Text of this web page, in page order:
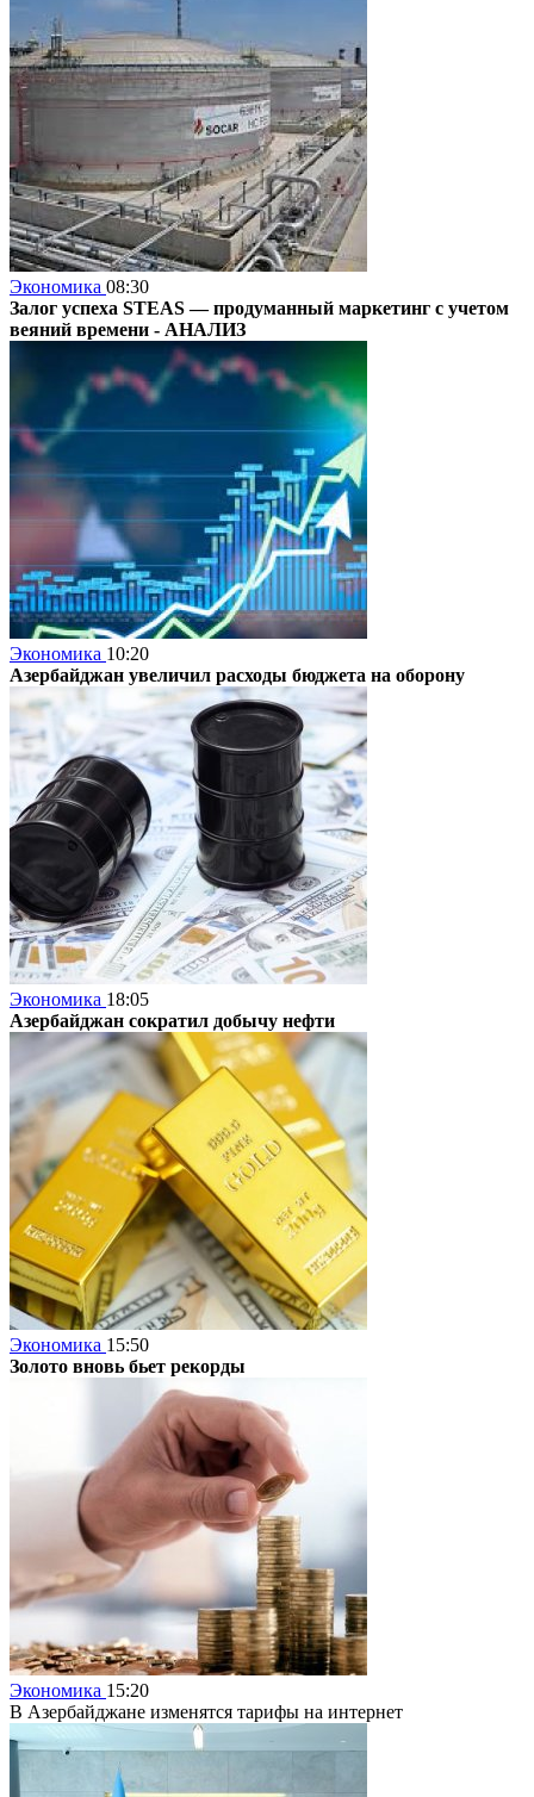
Экономика 08:30
Залог успеха STEAS — продуманный маркетинг с учетом
веяний времени - АНАЛИЗ
Экономика 10:20
Азербайджан увеличил расходы бюджета на оборону
Экономика 18:05
Азербайджан сократил добычу нефти
Экономика 15:50
Золото вновь бьет рекорды
Экономика 15:20
В Азербайджане изменятся тарифы на интернет